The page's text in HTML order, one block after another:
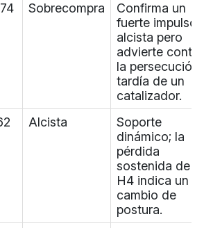
Sobrecompra
Confirma un
fuerte impulso
alcista pero
advierte contra
la persecución
tardía de un
catalizador.
Alcista
Soporte
dinámico; la
pérdida
sostenida de
H4 indica un
cambio de
postura.